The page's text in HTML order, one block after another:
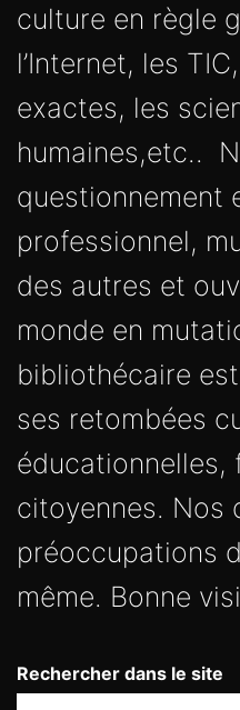
culture en règle
l’Internet, les
exactes, les
humaines,etc..
questionnement
professionnel,
des autres et
monde en
bibliothécaire
ses retombées
éducationnelles,
citoyennes. Nos
préoccupations
même. Bonne
Rechercher dans le site